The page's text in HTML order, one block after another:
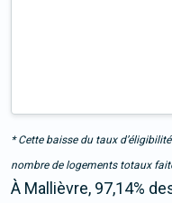
* Cette baisse du taux
nombre de logements totaux
À Mallièvre, 97,14%